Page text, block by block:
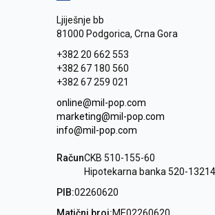
Ljiješnje bb
81000 Podgorica, Crna Gora
+382 20 662 553
+382 67 180 560
+382 67 259 021
online@mil-pop.com
marketing@mil-pop.com
info@mil-pop.com
RačunCKB 510-155-60
Hipotekarna banka 520-
PIB:02260620